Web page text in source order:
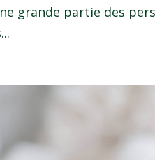
grande partie des